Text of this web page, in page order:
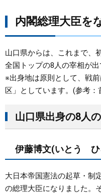
内閣総理大臣を
山口県からは、これまで、
全国トップの8人の宰相が出
※出身地は原則として、戦
区」としています。(参考
山口県出身の8人
伊藤博文(いとう ひ
大日本帝国憲法の起草・制
の総理大臣になりました。